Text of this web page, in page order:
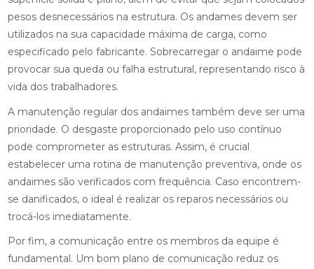
pesos desnecessários na estrutura. Os andames devem ser
utilizados na sua capacidade máxima de carga, como
especificado pelo fabricante. Sobrecarregar o andaime pode
provocar sua queda ou falha estrutural, representando risco à
vida dos trabalhadores.
A manutenção regular dos andaimes também deve ser uma
prioridade. O desgaste proporcionado pelo uso contínuo
pode comprometer as estruturas. Assim, é crucial
estabelecer uma rotina de manutenção preventiva, onde os
andaimes são verificados com frequência. Caso encontrem-
se danificados, o ideal é realizar os reparos necessários ou
trocá-los imediatamente.
Por fim, a comunicação entre os membros da equipe é
fundamental. Um bom plano de comunicação reduz os